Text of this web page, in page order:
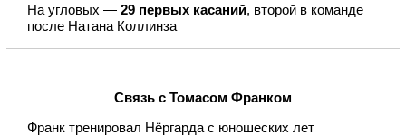
На угловых — 29 первых касаний, второй в команде
после Натана Коллинза
Связь с Томасом Франком
Франк тренировал Нёргарда с юношеских лет